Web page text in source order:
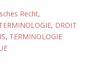
Recht,
, DROIT
, TERMINOLOGIE